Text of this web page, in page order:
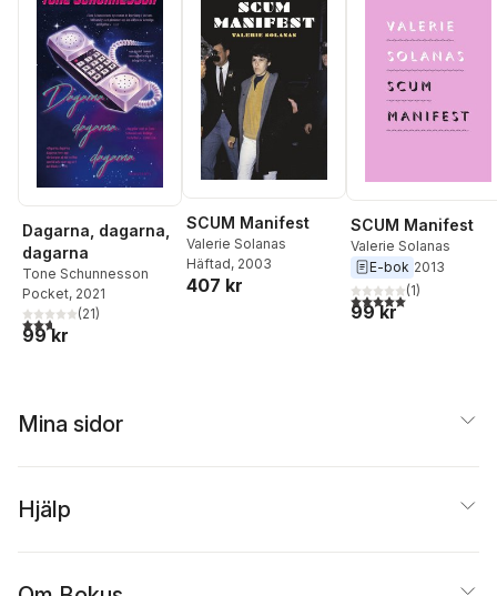
Dagarna, dagarna,
dagarna
Tone Schunnesson
Pocket, 2021
2,7utav 5 stjärnor. Totalt antal röster:
(21)
99 kr
SCUM Manifest
Valerie Solanas
Häftad, 2003
407 kr
SCUM Manifest
Valerie Solanas
E-bok 2013
5,0utav 5 stjärnor.
(1)
99 kr
Mina sidor
Hjälp